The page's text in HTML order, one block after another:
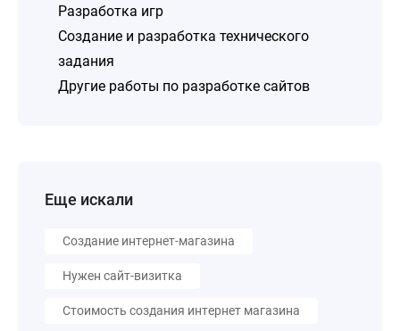
Разработка игр
Создание и разработка технического
задания
Другие работы по разработке сайтов
Еще искали
Создание интернет-магазина
Нужен сайт-визитка
Стоимость создания интернет магазина